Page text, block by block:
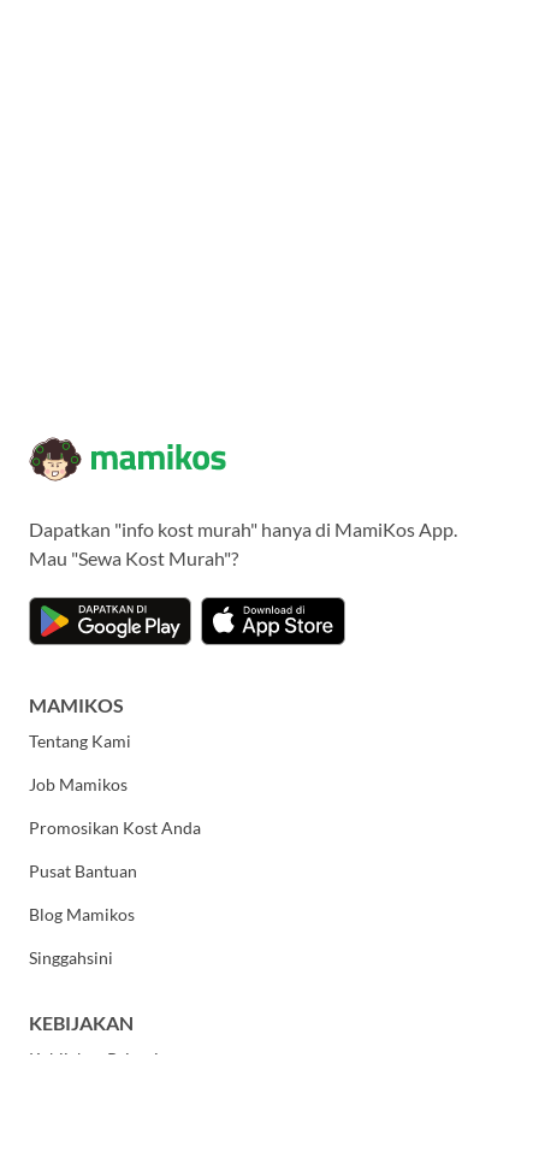
Dapatkan "info kost murah" hanya di MamiKos App.
Mau "Sewa Kost Murah"?
MAMIKOS
Tentang Kami
Job Mamikos
Promosikan Kost Anda
Pusat Bantuan
Blog Mamikos
Singgahsini
KEBIJAKAN
Kebijakan Privasi